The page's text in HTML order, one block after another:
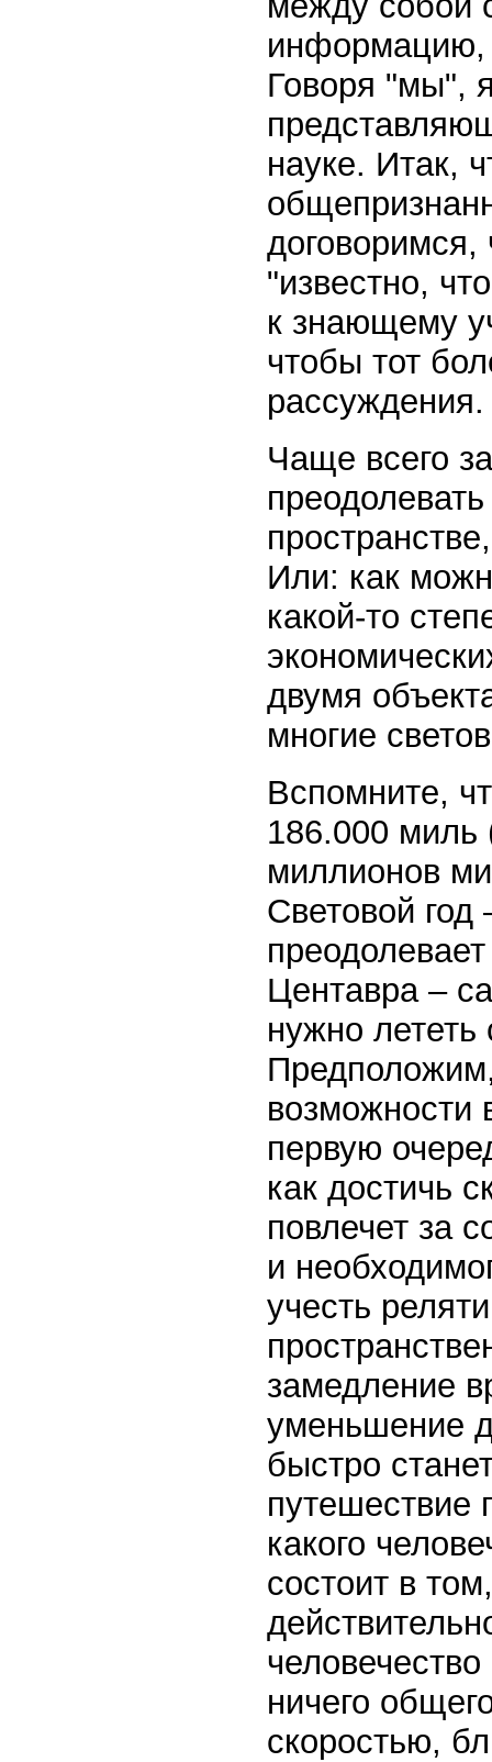
информацию,
Говоря "мы",
науке. Итак,
"известно,
к знающему
чтобы тот
рассуждения.
Чаще всего
Или: как
какой-то
двумя
многие
Вспомните,
186.000 миль
миллионов
Световой год
Центавра –
нужно лететь
возможности
первую
как достичь
повлечет за
и
учесть
замедление
уменьшение
быстро
путешествие
какого
состоит в
ничего
скоростью,